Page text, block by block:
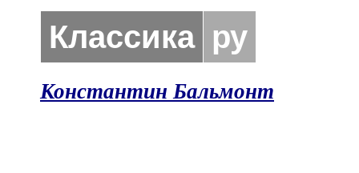
Классика ру
Константин Бальмонт